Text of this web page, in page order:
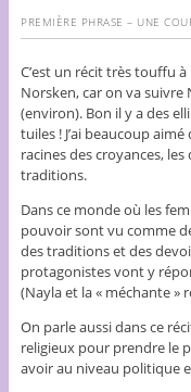
PREMIÈRE PHRASE – UNE
C’est un récit très touffu
Norsken, car on va suivre
(environ). Bon il y a des
tuiles ! J’ai beaucoup
racines des croyances,
traditions.
Dans ce monde où les
pouvoir sont vu comme
des traditions et des
protagonistes vont y
(Nayla et la « méchante »
On parle aussi dans ce
religieux pour prendre le
avoir au niveau politique